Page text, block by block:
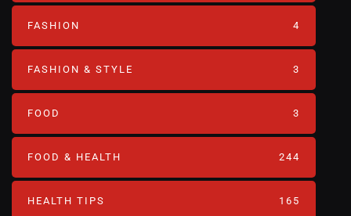
FASHION 4
FASHION & STYLE 3
FOOD 3
FOOD & HEALTH 244
HEALTH TIPS 165